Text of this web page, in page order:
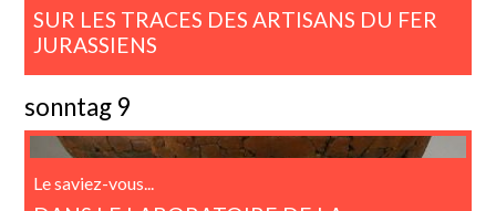
SUR LES TRACES DES ARTISANS DU FER
JURASSIENS
sonntag 9
Le saviez-vous...